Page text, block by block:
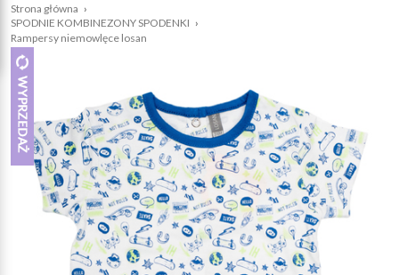
Strona główna ›
SPODNIE KOMBINEZONY SPODENKI ›
Rampersy niemowlęce losan